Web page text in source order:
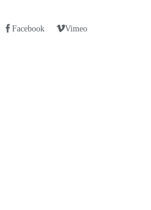
Facebook Vimeo